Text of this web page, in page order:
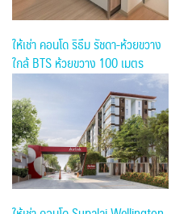
ให้เช่า คอนโด ริธึม รัชดา-ห้วยขวาง
ใกล้ BTS ห้วยขวาง 100 เมตร